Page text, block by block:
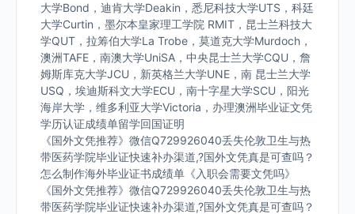
大学Bond，迪肯大学Deakin，悉尼科技大学UTS，科廷
大学Curtin，墨尔本皇家理工学院 RMIT，昆士兰科技大
学QUT，拉筹伯大学La Trobe，莫道克大学Murdoch，
澳洲TAFE，南澳大学UniSA，中央昆士兰大学CQU，詹
姆斯库克大学JCU，新英格兰大学UNE，南 昆士兰大学
USQ，埃迪斯科文大学ECU，南十字星大学SCU，阳光
海岸大学，维多利亚大学Victoria，办理澳洲毕业证文凭
学历认证成绩单留学回国证明
《国外文凭推荐》微信Q729926040丢失伦敦卫生与热
带医药学院毕业证快速补办渠道,?国外文凭真是可查吗？
怎么制作海外毕业证书成绩单《入职会需要文凭吗》
《国外文凭推荐》微信Q729926040丢失伦敦卫生与热
带医药学院毕业证快速补办渠道,?国外文凭真是可查吗？